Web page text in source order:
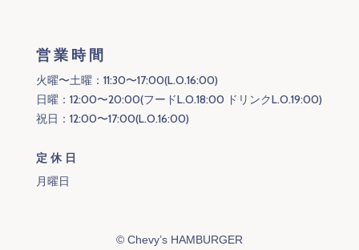
営業時間
火曜〜土曜：11:30〜17:00(L.O.16:00)
日曜：12:00〜20:00(フードL.O.18:00 ドリンクL.O.19:00)
祝日：12:00〜17:00(L.O.16:00)
定休日
月曜日
© Chevy’s HAMBURGER